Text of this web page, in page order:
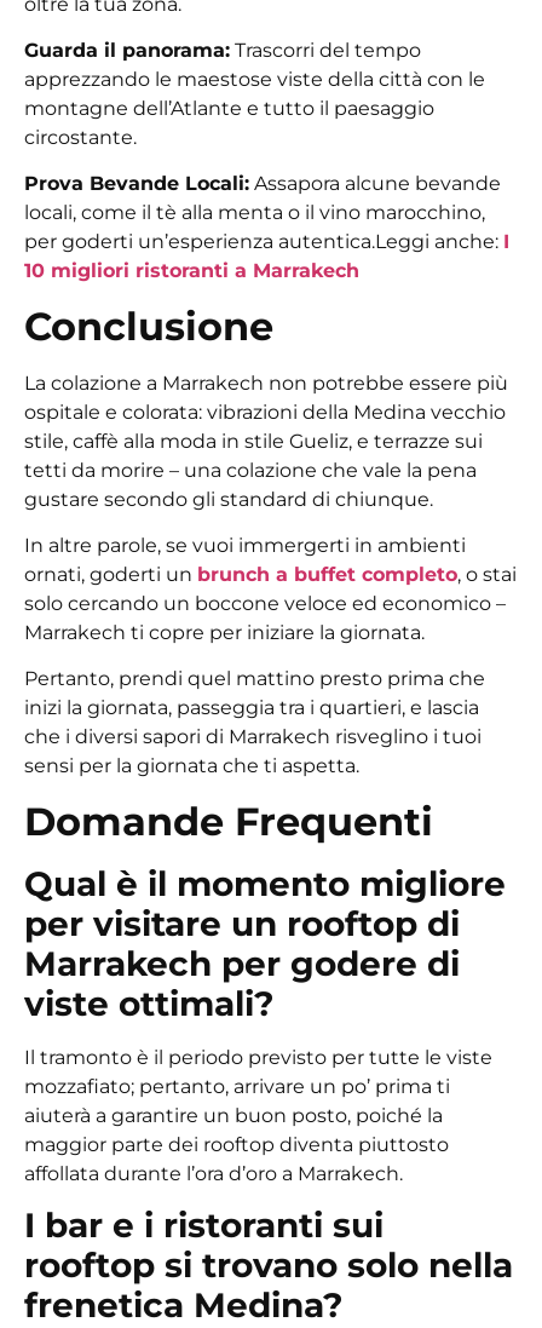
Guarda il panorama: Trascorri del tempo
apprezzando le maestose viste della città con le
montagne dell’Atlante e tutto il paesaggio
circostante.
Prova Bevande Locali: Assapora alcune bevande
locali, come il tè alla menta o il vino marocchino,
per goderti un’esperienza autentica.Leggi anche: I
10 migliori ristoranti a Marrakech
Conclusione
La colazione a Marrakech non potrebbe essere più
ospitale e colorata: vibrazioni della Medina vecchio
stile, caffè alla moda in stile Gueliz, e terrazze sui
tetti da morire – una colazione che vale la pena
gustare secondo gli standard di chiunque.
In altre parole, se vuoi immergerti in ambienti
ornati, goderti un brunch a buffet completo, o stai
solo cercando un boccone veloce ed economico –
Marrakech ti copre per iniziare la giornata.
Pertanto, prendi quel mattino presto prima che
inizi la giornata, passeggia tra i quartieri, e lascia
che i diversi sapori di Marrakech risveglino i tuoi
sensi per la giornata che ti aspetta.
Domande Frequenti
Qual è il momento migliore
per visitare un rooftop di
Marrakech per godere di
viste ottimali?
Il tramonto è il periodo previsto per tutte le viste
mozzafiato; pertanto, arrivare un po’ prima ti
aiuterà a garantire un buon posto, poiché la
maggior parte dei rooftop diventa piuttosto
affollata durante l’ora d’oro a Marrakech.
I bar e i ristoranti sui
rooftop si trovano solo nella
frenetica Medina?